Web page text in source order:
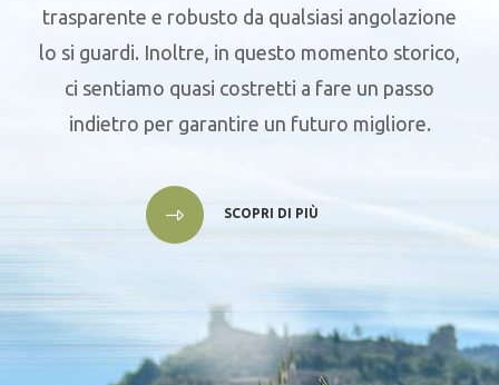
trasparente e robusto da qualsiasi angolazione
lo si guardi. Inoltre, in questo momento storico,
ci sentiamo quasi costretti a fare un passo
indietro per garantire un futuro migliore.
SCOPRI DI PIÙ